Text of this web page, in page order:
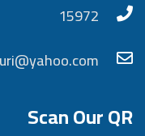
15972
Scan Our QR